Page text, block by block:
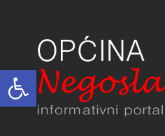
Open toolbar